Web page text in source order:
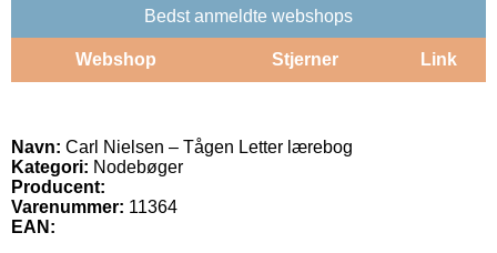
Bedst anmeldte webshops
Webshop Stjerner Link
Navn: Carl Nielsen – Tågen Letter lærebog
Kategori: Nodebøger
Producent:
Varenummer: 11364
EAN: